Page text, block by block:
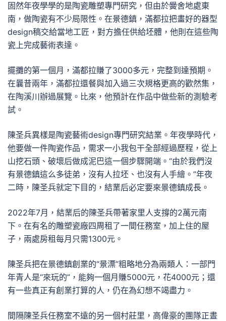
固然年夜學學的是陶瓷雕塑專門研究，但由於黌舍地處東
南，做陶瓷有不少局限性。在景德鎮，滿都拉把畫好的器型
design稿交給當地工匠，對方擔任供給坯體，他則在這些陶
瓷上完成藝術表達。
擺攤的第一個月，滿都拉賺了3000多元，完整到達預期。
在曩昔兩年，滿都拉還餐與加入過三次規格更高的歡然集，
在陶溪川辦過展覽。比來，他預計在作品中做些新的測驗考
試。
陳圣兵異樣是陶瓷藝術design專門研究結業。年夜學時代，
他要做一件陶瓷作品，需求一小我包干全部經過歷程，從上
山挖石頭、破壞后做成泥巴這一個步驟開端。“由於我們沒
有景德鎮這么多徒弟，沒有人拉坯、也沒有人手繪。”年夜
二時，陳圣兵就定下目的，結業后必定要來景德鎮成長。
2022年7月，結業后的陳圣兵帶著家里人支撐的2萬元南
下。在有名的雕塑瓷廠四周租了一間任務室，加上住的屋
子，兩處房租每月只需1300元。
陳圣兵把在景德鎮創業的“景漂”粗略地分為兩類人：一部門
年青人是“來玩的”，能夠一個月賺5000元，花4000元；還
有一些真正有創業打算的人，仍在為幻想不竭盡力。
間隔陳圣兵任務室不遠的另一個村莊里，高偉豪的團隊正晝